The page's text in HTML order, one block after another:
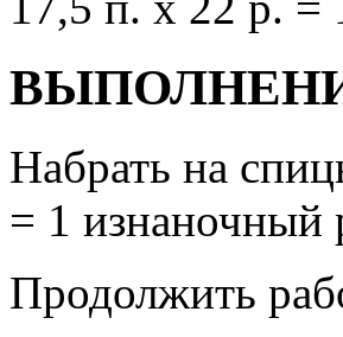
Набрать на
= 1 изнаночный
Продолжить